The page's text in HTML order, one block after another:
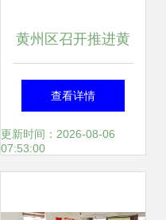
黄州区召开推进黄
州品牌建设指挥部
第一次全体会议
查看详情
更新时间：2026-08-06
07:53:00